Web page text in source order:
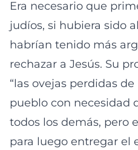
Era necesario que
judíos, si hubiera sido
habrían tenido más
rechazar a Jesús. Su
“las ovejas perdidas de
pueblo con necesidad
todos los demás, pero
para luego entregar el